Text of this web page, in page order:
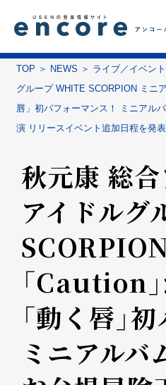
TOP NEWS ライブ／イベン
グループ WHITE SCORPION ミニ
唇」初パフォーマンス！ ミニアル
演 リリースイベント追加日程を発表
秋元康 総
アイドル
「Caution
「動く唇」
ミニアルバ